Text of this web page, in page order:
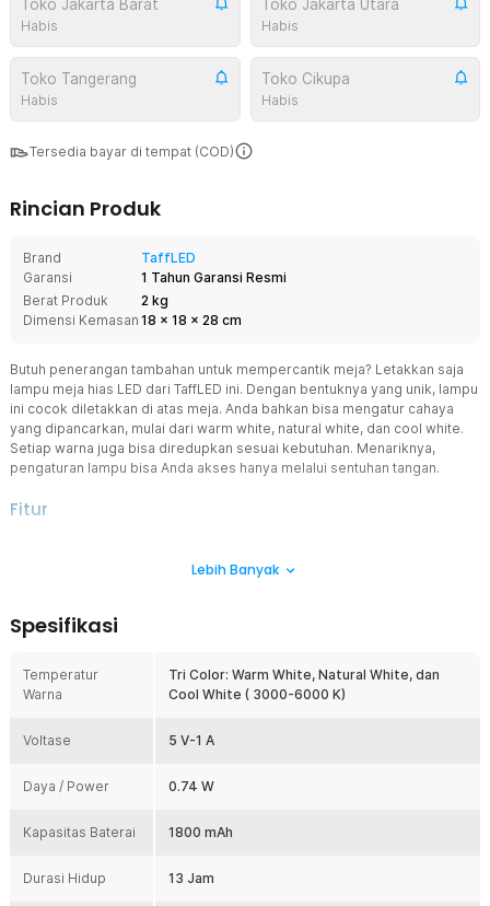
Toko Jakarta Barat
Habis
Toko Jakarta Utara
Habis
Toko Tangerang
Habis
Toko Cikupa
Habis
Tersedia bayar di tempat (COD)
Rincian Produk
Brand
TaffLED
Garansi
1 Tahun Garansi Resmi
Berat Produk
2 kg
Dimensi Kemasan 18 x 18 x 28 cm
Butuh penerangan tambahan untuk mempercantik meja? Letakkan saja
lampu meja hias LED dari TaffLED ini. Dengan bentuknya yang unik, lampu
ini cocok diletakkan di atas meja. Anda bahkan bisa mengatur cahaya
yang dipancarkan, mulai dari warm white, natural white, dan cool white.
Setiap warna juga bisa diredupkan sesuai kebutuhan. Menariknya,
pengaturan lampu bisa Anda akses hanya melalui sentuhan tangan.
Fitur
Kesan mewah dan premium tampak pada lampu meja hias ini. Hal ini
meja kamar, bar, atau restoran.
Warna cahaya yang dipancarkan dapat mempengaruhi suasana di
sekitarnya. Itulah mengapa lampu meja hias ini dibekali dengan tiga
sesuai keinginan Anda.
Meski pancaran cahayanya lembut dan tidak menyakiti mata, Anda
tiga tingkatan cahaya yang bisa Anda pilih. Dengan begitu, Anda
Canggih dengan Sistem Sentuh
Lebih Banyak
Spesifikasi
Temperatur
Warna
Tri Color: Warm White, Natural White, dan
Cool White ( 3000-6000 K)
Voltase 5 V-1 A
Daya / Power 0.74 W
Kapasitas Baterai 1800 mAh
Durasi Hidup 13 Jam